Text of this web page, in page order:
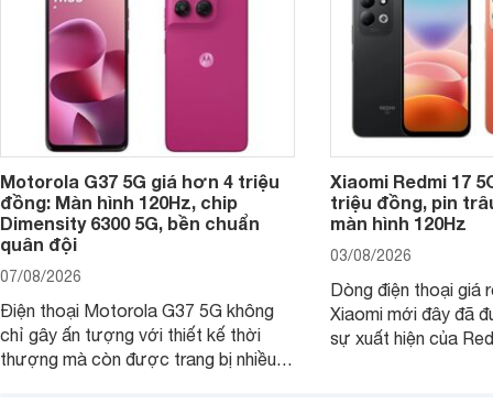
Motorola G37 5G giá hơn 4 triệu
đồng: Màn hình 120Hz, chip
Dimensity 6300 5G, bền chuẩn
quân đội
07/08/2026
Điện thoại Motorola G37 5G không
chỉ gây ấn tượng với thiết kế thời
thượng mà còn được trang bị nhiều
Xiaomi Redmi 17
triệu đồng, pin
màn hình 120Hz
03/08/2026
Dòng điện thoại giá
Xiaomi mới đây đã
sự xuất hiện của